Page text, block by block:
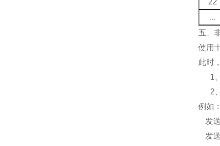
22
...
五、
使用
此时
1
2
例如
发
发